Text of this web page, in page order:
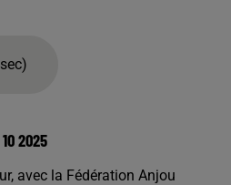
2025
avec la Fédération Anjou